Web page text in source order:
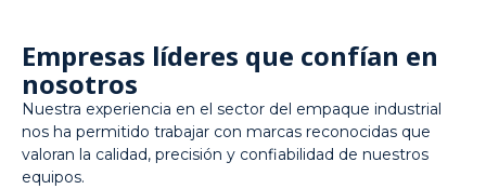
Empresas líderes que confían en
nosotros
Nuestra experiencia en el sector del empaque industrial
nos ha permitido trabajar con marcas reconocidas que
valoran la calidad, precisión y confiabilidad de nuestros
equipos.